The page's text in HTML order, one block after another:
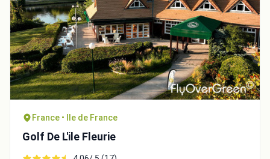
France • Ile de France
Golf De L'ile Fleurie
Intégrer la video
Choix de la vidéo: